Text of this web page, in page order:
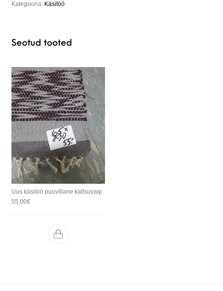
Kategooria: Käsitöö
Seotud tooted
Uus käsitöö puuvillane kaltsuvaip
55.00€